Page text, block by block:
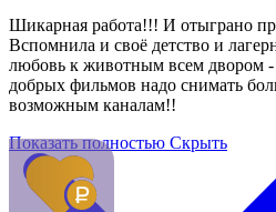
Шикарная работа!!! И отыграно
Вспомнила и своё детство и
любовь к животным всем двором
добрых фильмов надо снимать
возможным каналам!!
Показать полностью Скрыть